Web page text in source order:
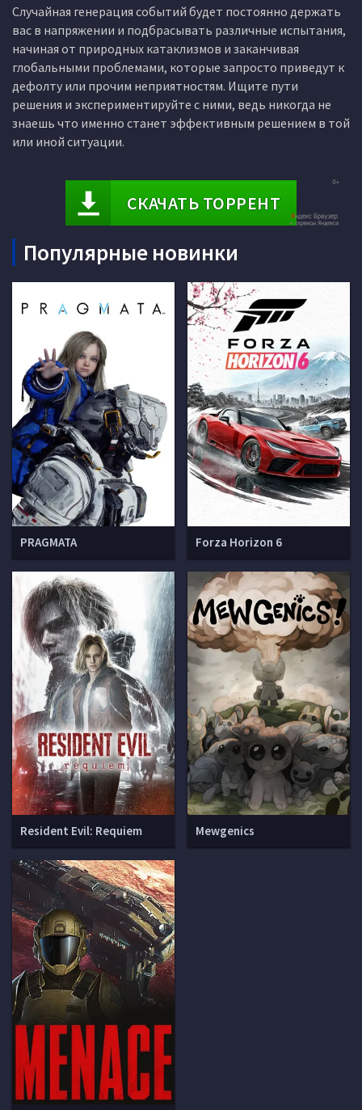
Случайная генерация событий будет постоянно держать
вас в напряжении и подбрасывать различные испытания,
начиная от природных катаклизмов и заканчивая
глобальными проблемами, которые запросто приведут к
дефолту или прочим неприятностям. Ищите пути
решения и экспериментируйте с ними, ведь никогда не
знаешь что именно станет эффективным решением в той
или иной ситуации.
СКАЧАТЬ ТОРРЕНТ
Популярные новинки
PRAGMATA Forza Horizon 6
Resident Evil: Requiem Mewgenics